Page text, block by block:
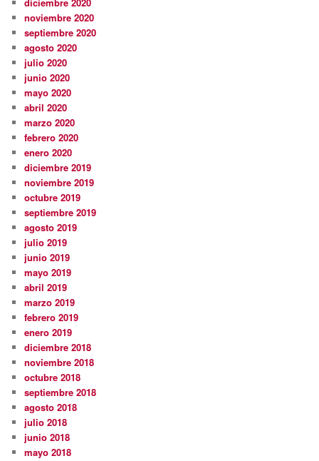
diciembre 2020
noviembre 2020
septiembre 2020
agosto 2020
julio 2020
junio 2020
mayo 2020
abril 2020
marzo 2020
febrero 2020
enero 2020
diciembre 2019
noviembre 2019
octubre 2019
septiembre 2019
agosto 2019
julio 2019
junio 2019
mayo 2019
abril 2019
marzo 2019
febrero 2019
enero 2019
diciembre 2018
noviembre 2018
octubre 2018
septiembre 2018
agosto 2018
julio 2018
junio 2018
mayo 2018